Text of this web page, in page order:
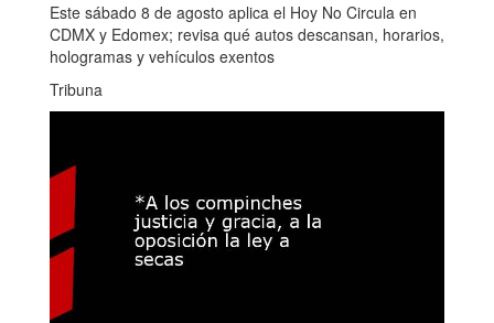
Este sábado 8 de agosto aplica el Hoy No Circula en
CDMX y Edomex; revisa qué autos descansan, horarios,
hologramas y vehículos exentos
Tribuna